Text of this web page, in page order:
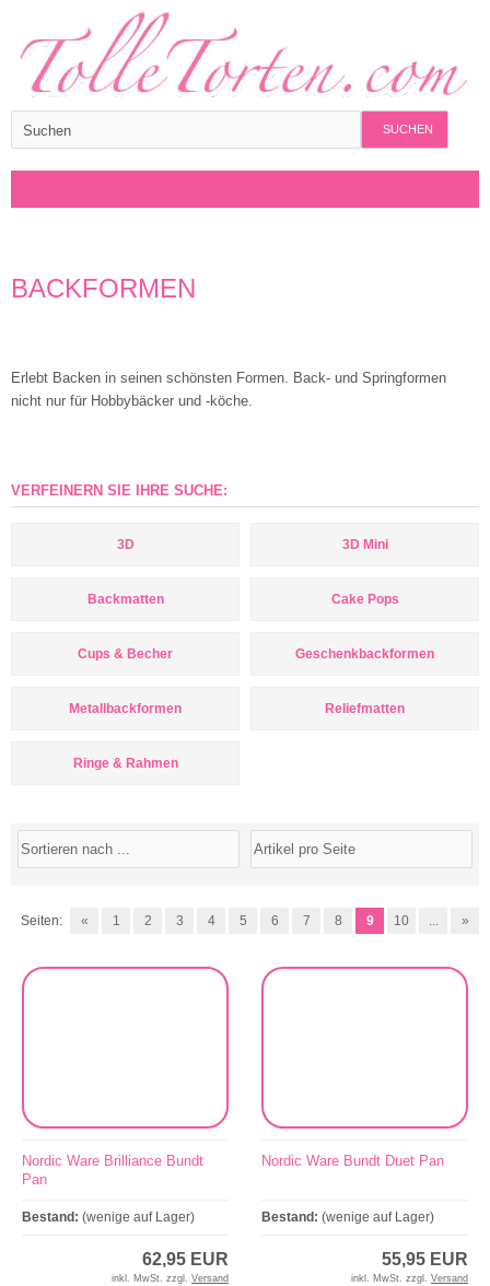
SUCHEN
BACKFORMEN
Erlebt Backen in seinen schönsten Formen. Back- und Springformen
nicht nur für Hobbybäcker und -köche.
VERFEINERN SIE IHRE SUCHE:
3D 3D Mini
Backmatten Cake Pops
Cups & Becher Geschenkbackformen
Metallbackformen Reliefmatten
Ringe & Rahmen
Seiten: « 1 2 3 4 5 6 7 8 9 10 ... »
Nordic Ware Brilliance Bundt
Pan
Bestand: (wenige auf Lager)
62,95 EUR
inkl. MwSt. zzgl. Versand
Nordic Ware Bundt Duet Pan
Bestand: (wenige auf Lager)
55,95 EUR
inkl. MwSt. zzgl. Versand